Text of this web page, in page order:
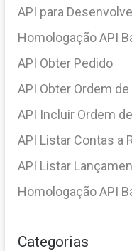
API para
Homologação API
API Obter Pedido
API Obter Ordem
API Incluir Ordem
API Listar Contas a
API Listar
Homologação API
Categorias